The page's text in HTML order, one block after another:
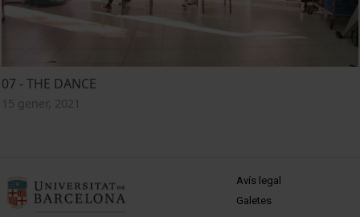
07 - THE DANCE
15 gener, 2021
MENÚ PEU 1
Avís legal
Galetes